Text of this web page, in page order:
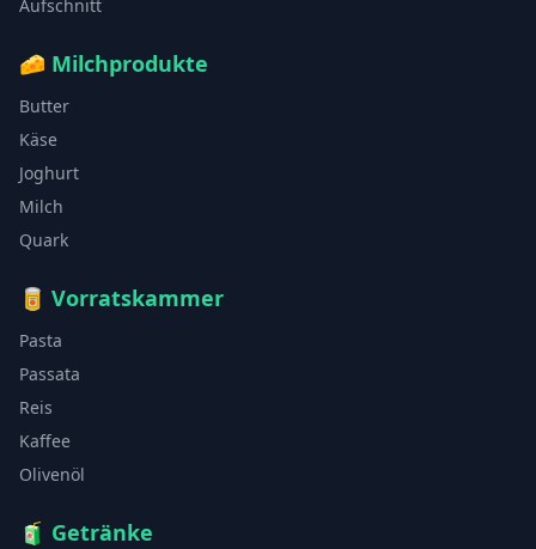
Aufschnitt
🧀 Milchprodukte
Butter
Käse
Joghurt
Milch
Quark
🥫 Vorratskammer
Pasta
Passata
Reis
Kaffee
Olivenöl
🧃 Getränke